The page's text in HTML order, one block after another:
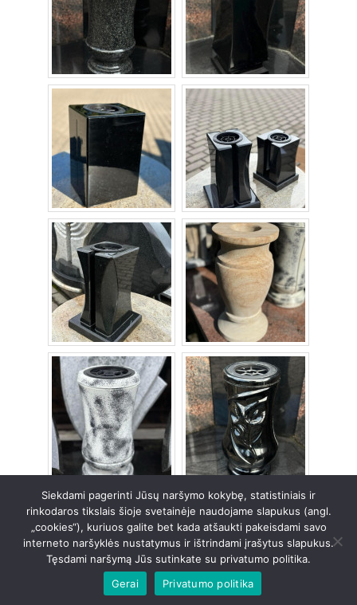
Copyright © 2026 Akmens linija
Powered by Akmens linija
Siekdami pagerinti Jūsų naršymo kokybę, statistiniais ir
rinkodaros tikslais šioje svetainėje naudojame slapukus (angl.
„cookies“), kuriuos galite bet kada atšaukti pakeisdami savo
interneto naršyklės nustatymus ir ištrindami įrašytus slapukus.
Tęsdami naršymą Jūs sutinkate su privatumo politika.
Gerai
Privatumo politika